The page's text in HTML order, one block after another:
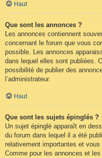
Haut
Que sont les annonces ?
Les annonces contiennent
concernant le forum que vous
possible. Les annonces
dans lequel elles sont publiées.
possibilité de publier des
l’administrateur.
Haut
Que sont les sujets épinglés ?
Un sujet épinglé apparaît en
du forum dans lequel il a été
relativement importantes et
Comme pour les annonces et